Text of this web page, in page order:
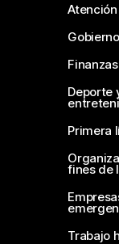
Gobierno
Finanzas
Deporte
Primera
fines de
Trabajo